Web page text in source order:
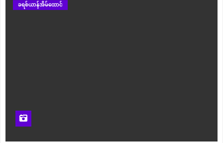
ခရစ်ယာန်အိမ်ထောင်